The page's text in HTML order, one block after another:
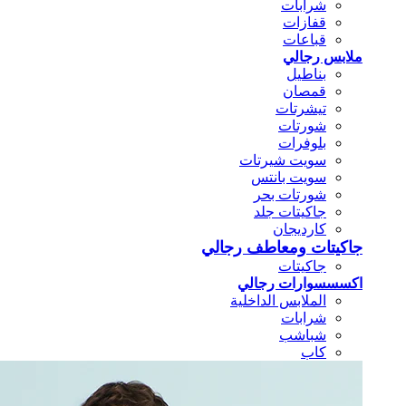
شرابات
قفازات
قباعات
ملابس رجالي
بناطيل
قمصان
تيشرتات
شورتات
بلوفرات
سويت شيرتات
سويت بانتس
شورتات بحر
جاكيتات جلد
كارديجان
جاكيتات ومعاطف رجالي
جاكيتات
اكسسسوارات رجالي
الملابس الداخلية
شرابات
شباشب
كاب